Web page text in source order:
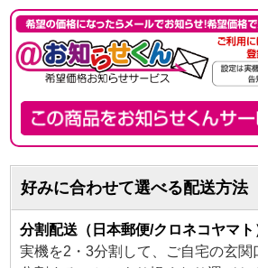
好みに合わせて選べる配送方法
分割配送（日本郵便/クロネコヤマト
実機を2・3分割して、ご自宅の玄関